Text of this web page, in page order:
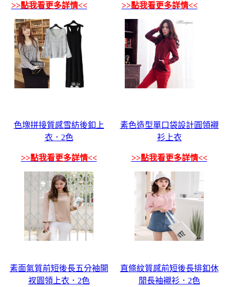
>>點我看更多詳情<< >>點我看更多詳情<<
色塊拼接質感雪紡後釦上
衣．2色
>>點我看更多詳情<<
素色造型單口袋設計圓領襯
衫上衣
>>點我看更多詳情<<
素面氣質前短後長五分袖開
衩圓領上衣．2色
直條紋質感前短後長排釦休
閒長袖襯衫．2色